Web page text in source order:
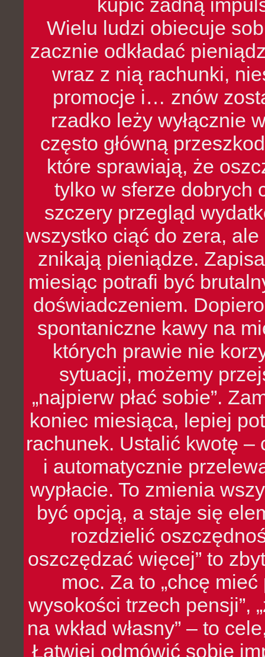
kupić żadną
Wielu ludzi obiecuje
zacznie odkładać
wraz z nią rachunki,
promocje i… znów
rzadko leży wyłącznie
często główną
które sprawiają, że
tylko w sferze dobrych
szczery przegląd
wszystko ciąć do zera,
znikają pieniądze.
miesiąc potrafi być
doświadczeniem.
spontaniczne kawy na
których prawie nie
sytuacji, możemy
„najpierw płać sobie”.
koniec miesiąca, lepiej
rachunek. Ustalić kwotę
i automatycznie
wypłacie. To zmienia
być opcją, a staje się
rozdzielić
oszczędzać więcej” to
moc. Za to „chcę
wysokości trzech pensji”,
na wkład własny” – to
Łatwiej odmówić sobie